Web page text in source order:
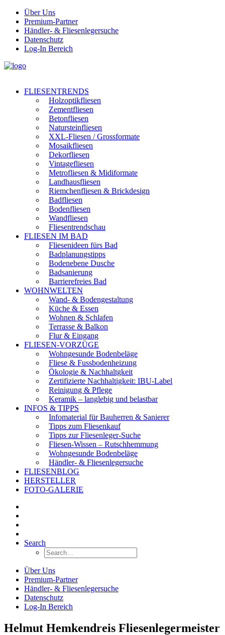
Über Uns
Premium-Partner
Händler- & Fliesenlegersuche
Datenschutz
Log-In Bereich
FLIESENTRENDS
Holzoptikfliesen
Zementfliesen
Betonfliesen
Natursteinfliesen
XXL-Fliesen / Grossformate
Mosaikfliesen
Dekorfliesen
Vintagefliesen
Metrofliesen & Midiformate
Landhausfliesen
Riemchenfliesen & Brickdesign
Badfliesen
Bodenfliesen
Wandfliesen
Fliesentrendschau
FLIESEN IM BAD
Fliesenideen fürs Bad
Badplanungstipps
Bodenebene Dusche
Badsanierung
Barrierefreies Bad
WOHNWELTEN
Wand- & Bodengestaltung
Küche & Essen
Wohnen & Schlafen
Terrasse & Balkon
Flur & Eingang
FLIESEN-VORZÜGE
Wohngesunde Bodenbeläge
Fliese & Fussbodenheizung
Ökologie & Nachhaltgkeit
Zertifizierte Nachhaltigkeit: IBU-Label
Reinigung & Pflege
Keramik – langlebig und belastbar
INFOS & TIPPS
Infomaterial für Bauherren & Sanierer
Tipps zum Fliesenkauf
Tipps zur Fliesenleger-Suche
Fliesen-Wissen – Rutschhemmung
Wohngesunde Bodenbeläge
Händler- & Fliesenlegersuche
FLIESENBLOG
HERSTELLER
FOTO-GALERIE
Search
Über Uns
Premium-Partner
Händler- & Fliesenlegersuche
Datenschutz
Log-In Bereich
Helmut Hemkendreis Fliesenlegermeister